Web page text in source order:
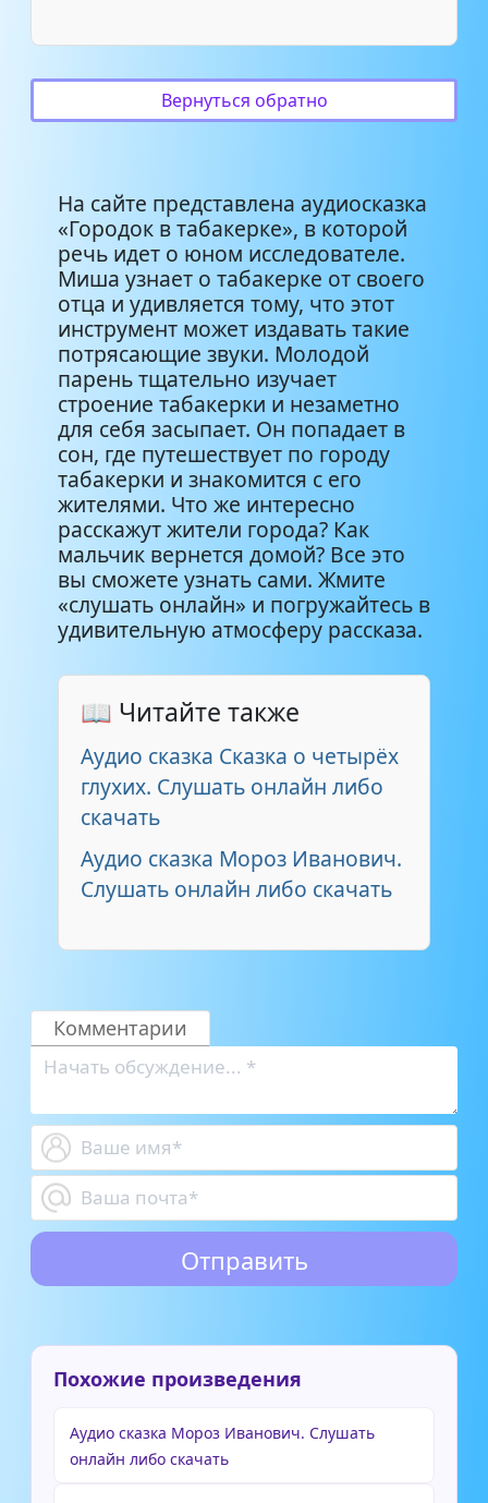
Вернуться обратно
На сайте представлена аудиосказка
«Городок в табакерке», в которой
речь идет о юном исследователе.
Миша узнает о табакерке от своего
отца и удивляется тому, что этот
инструмент может издавать такие
потрясающие звуки. Молодой
парень тщательно изучает
строение табакерки и незаметно
для себя засыпает. Он попадает в
сон, где путешествует по городу
табакерки и знакомится с его
жителями. Что же интересно
расскажут жители города? Как
мальчик вернется домой? Все это
вы сможете узнать сами. Жмите
«слушать онлайн» и погружайтесь в
удивительную атмосферу рассказа.
📖 Читайте также
Аудио сказка Сказка о четырёх
глухих. Слушать онлайн либо
скачать
Аудио сказка Мороз Иванович.
Слушать онлайн либо скачать
Комментарии
Похожие произведения
Аудио сказка Мороз Иванович. Слушать
онлайн либо скачать